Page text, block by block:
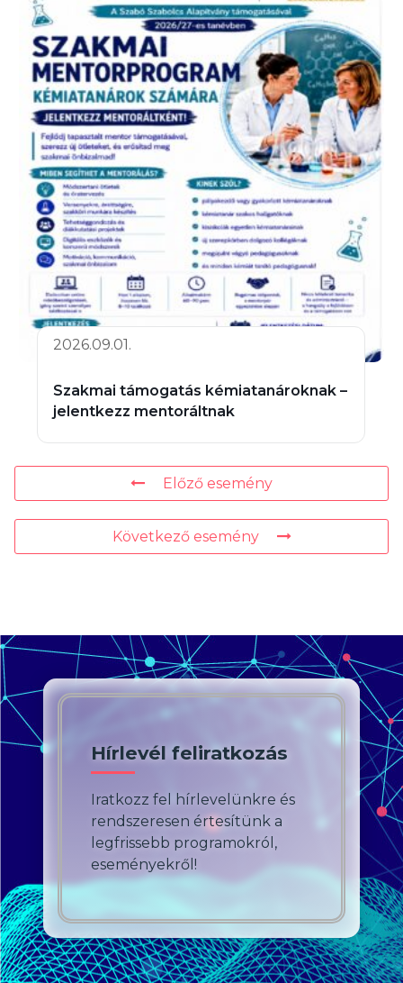
2026.09.01.
Szakmai támogatás kémiatanároknak –
jelentkezz mentoráltnak
Előző esemény
Következő esemény
Hírlevél feliratkozás
Iratkozz fel hírlevelünkre és
rendszeresen értesítünk a
legfrissebb programokról,
eseményekről!